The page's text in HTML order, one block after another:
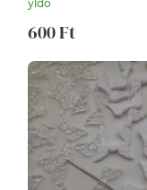
szín - választható
kiszerelés
yldo
600 Ft